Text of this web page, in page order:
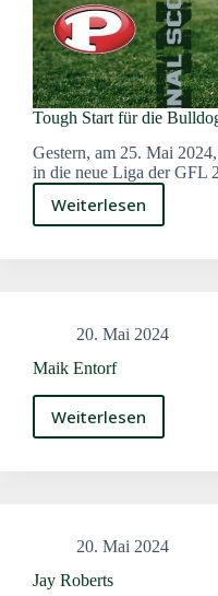
Tough Start für die
Gestern, am 25. Mai
in die neue Liga der GFL
Weiterlesen
Tough
für
20. Mai 2024
Maik Entorf
Weiterlesen
Maik
20. Mai 2024
Jay Roberts